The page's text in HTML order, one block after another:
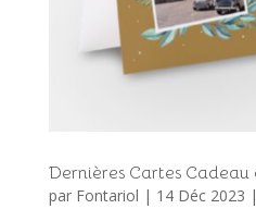
Dernières Cartes Cadeau
par Fontariol | 14 Déc 2023 |